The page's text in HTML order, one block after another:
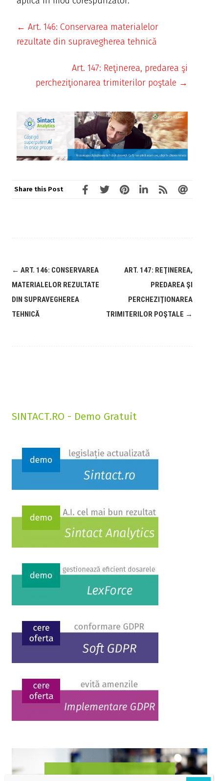
← Art. 146: Conservarea materialelor
rezultate din supravegherea tehnică
Art. 147: Reţinerea, predarea şi
percheziţionarea trimiterilor poştale →
Share this Post
← ART. 146: CONSERVAREA
MATERIALELOR REZULTATE
DIN SUPRAVEGHEREA
TEHNICĂ
ART. 147: REŢINEREA,
PREDAREA ŞI
PERCHEZIŢIONAREA
TRIMITERILOR POŞTALE →
SINTACT.RO - Demo Gratuit